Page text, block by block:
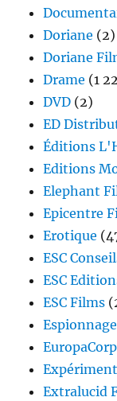
Doriane (2)
Doriane
Drame (1
DVD (2)
ED
Éditions
Editions
Elephant
Epicentre
Erotique
ESC
ESC
ESC Films
Espionnage
EuropaCorp
Extralucid